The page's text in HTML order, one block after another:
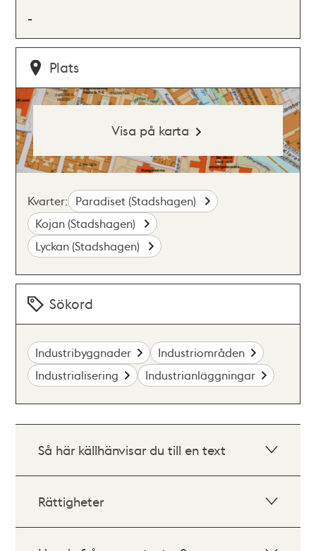
-
Plats
Visa på karta
Kvarter: Paradiset (Stadshagen)
Kojan (Stadshagen)
Lyckan (Stadshagen)
Sökord
Industribyggnader
Industriområden
Industrialisering
Industrianläggningar
Så här källhänvisar du till en text
Rättigheter